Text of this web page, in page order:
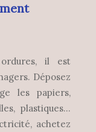
il est
Déposez
les papiers,
plastiques…
achetez